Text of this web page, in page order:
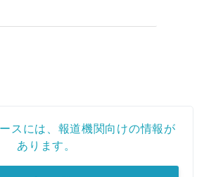
スには、報道機関向けの情報が
あります。